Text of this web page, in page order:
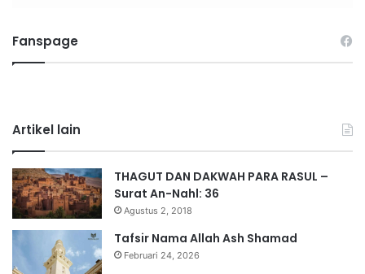
Fanspage
Artikel lain
THAGUT DAN DAKWAH PARA RASUL –
Surat An-Nahl: 36
Agustus 2, 2018
Tafsir Nama Allah Ash Shamad
Februari 24, 2026